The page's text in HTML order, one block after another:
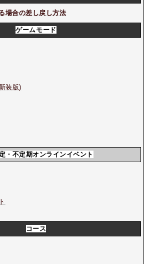
場合の差し戻し方法
ゲームモード
装版)
・不定期オンラインイベント
コース